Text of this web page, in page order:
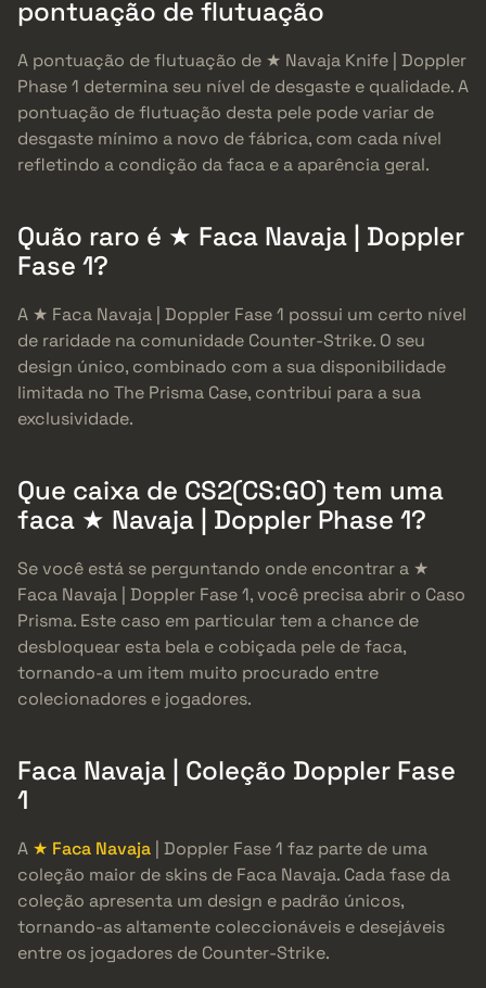
pontuação de flutuação
A pontuação de flutuação de ★ Navaja Knife | Doppler
Phase 1 determina seu nível de desgaste e qualidade. A
pontuação de flutuação desta pele pode variar de
desgaste mínimo a novo de fábrica, com cada nível
refletindo a condição da faca e a aparência geral.
Quão raro é ★ Faca Navaja | Doppler
Fase 1?
A ★ Faca Navaja | Doppler Fase 1 possui um certo nível
de raridade na comunidade Counter-Strike. O seu
design único, combinado com a sua disponibilidade
limitada no The Prisma Case, contribui para a sua
exclusividade.
Que caixa de CS2(CS:GO) tem uma
faca ★ Navaja | Doppler Phase 1?
Se você está se perguntando onde encontrar a ★
Faca Navaja | Doppler Fase 1, você precisa abrir o Caso
Prisma. Este caso em particular tem a chance de
desbloquear esta bela e cobiçada pele de faca,
tornando-a um item muito procurado entre
colecionadores e jogadores.
Faca Navaja | Coleção Doppler Fase
1
A ★ Faca Navaja | Doppler Fase 1 faz parte de uma
coleção maior de skins de Faca Navaja. Cada fase da
coleção apresenta um design e padrão únicos,
tornando-as altamente coleccionáveis e desejáveis
entre os jogadores de Counter-Strike.